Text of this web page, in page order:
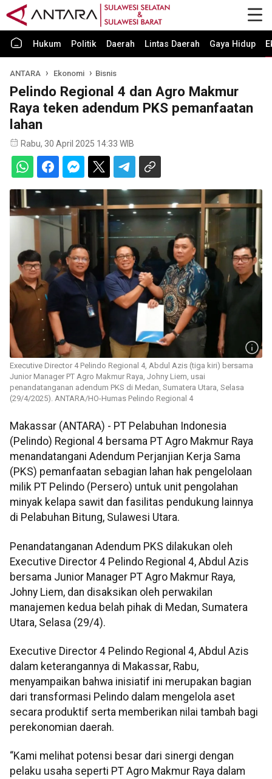
Hukum Politik Daerah Lintas Daerah Gaya Hidup
ANTARA Ekonomi Bisnis
Pelindo Regional 4 dan Agro Makmur
Raya teken adendum PKS pemanfaatan
lahan
Rabu, 30 April 2025 14:33 WIB
Executive Director 4 Pelindo Regional 4, Abdul Azis (tiga kiri) bersama
Junior Manager PT Agro Makmur Raya, Johny Liem, usai
penandatanganan adendum PKS di Medan, Sumatera Utara, Selasa
(29/4/2025). ANTARA/HO-Humas Pelindo Regional 4
Makassar (ANTARA) - PT Pelabuhan Indonesia
(Pelindo) Regional 4 bersama PT Agro Makmur Raya
menandatangani Adendum Perjanjian Kerja Sama
(PKS) pemanfaatan sebagian lahan hak pengelolaan
milik PT Pelindo (Persero) untuk unit pengolahan
minyak kelapa sawit dan fasilitas pendukung lainnya
di Pelabuhan Bitung, Sulawesi Utara.
Penandatanganan Adendum PKS dilakukan oleh
Executive Director 4 Pelindo Regional 4, Abdul Azis
bersama Junior Manager PT Agro Makmur Raya,
Johny Liem, dan disaksikan oleh perwakilan
manajemen kedua belah pihak di Medan, Sumatera
Utara, Selasa (29/4).
Executive Director 4 Pelindo Regional 4, Abdul Azis
dalam keterangannya di Makassar, Rabu,
menyampaikan bahwa inisiatif ini merupakan bagian
dari transformasi Pelindo dalam mengelola aset
secara produktif serta memberikan nilai tambah bagi
perekonomian daerah.
“Kami melihat potensi besar dari sinergi dengan
pelaku usaha seperti PT Agro Makmur Raya dalam